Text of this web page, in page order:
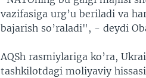
vazifasiga urg’u beriladi va
bajarish so’raladi", - deydi
AQSh rasmiylariga ko’ra,
tashkilotdagi moliyaviy